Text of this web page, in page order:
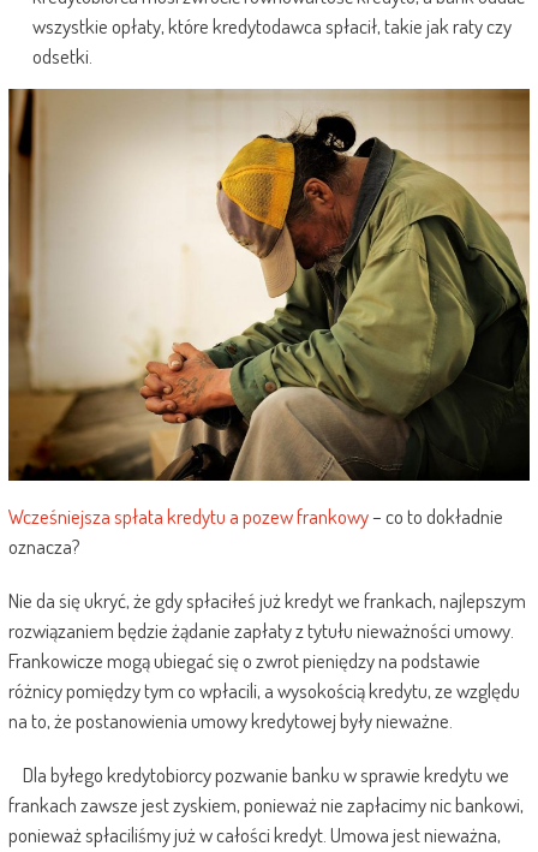
wszystkie opłaty, które kredytodawca spłacił, takie jak raty czy
odsetki.
Wcześniejsza spłata kredytu a pozew frankowy– co to dokładnie
oznacza?
Nie da się ukryć, że gdy spłaciłeś już kredyt we frankach, najlepszym
rozwiązaniem będzie żądanie zapłaty z tytułu nieważności umowy.
Frankowicze mogą ubiegać się o zwrot pieniędzy na podstawie
różnicy pomiędzy tym co wpłacili, a wysokością kredytu, ze względu
na to, że postanowienia umowy kredytowej były nieważne.
Dla byłego kredytobiorcy pozwanie banku w sprawie kredytu we
frankach zawsze jest zyskiem, ponieważ nie zapłacimy nic bankowi,
ponieważ spłaciliśmy już w całości kredyt. Umowa jest nieważna,